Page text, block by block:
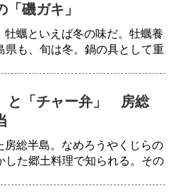
磯ガキ」
牡蠣といえば冬の味だ。牡蠣養
県も、旬は冬。鍋の具として重
と「チャー弁」 房総
房総半島。なめろうやくじらの
した郷土料理で知られる。その